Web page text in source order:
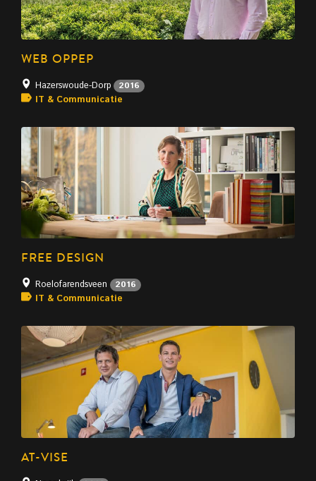
WEB OPPEP
Hazerswoude-Dorp 2016
IT & Communicatie
FREE DESIGN
Roelofarendsveen 2016
IT & Communicatie
AT-VISE